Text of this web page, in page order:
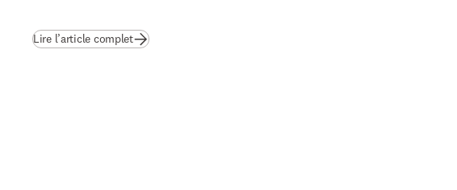
Lire l’article complet(S’ouvre dans une nouvelle fenêtre